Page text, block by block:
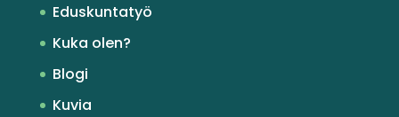
Eduskuntatyö
Kuka olen?
Blogi
Kuvia